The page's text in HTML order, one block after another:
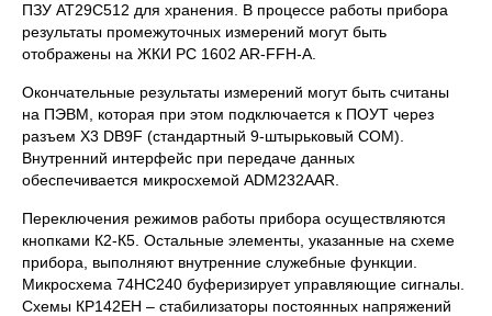
ПЗУ AT29C512 для хранения. В процессе работы прибора
результаты промежуточных измерений могут быть
отображены на ЖКИ PC 1602 AR-FFH-A.
Окончательные результаты измерений могут быть считаны
на ПЭВМ, которая при этом подключается к ПОУТ через
разъем X3 DB9F (стандартный 9-штырьковый COM).
Внутренний интерфейс при передаче данных
обеспечивается микросхемой ADM232AAR.
Переключения режимов работы прибора осуществляются
кнопками К2-К5. Остальные элементы, указанные на схеме
прибора, выполняют внутренние служебные функции.
Микросхема 74HC240 буферизирует управляющие сигналы.
Схемы КР142ЕН – стабилизаторы постоянных напряжений